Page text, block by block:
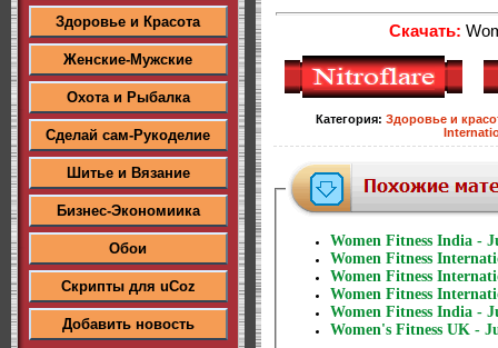
Здоровье и Красота
Женские-Мужские
Охота и Рыбалка
Сделай сам-Рукоделие
Шитье и Вязание
Бизнес-Экономиика
Обои
Скрипты для uCoz
Добавить новость
Скачать:
Категория: Здоровье и
Women Fitness India -
Women Fitness
Women Fitness
Women Fitness
Women Fitness India -
Women's Fitness UK -